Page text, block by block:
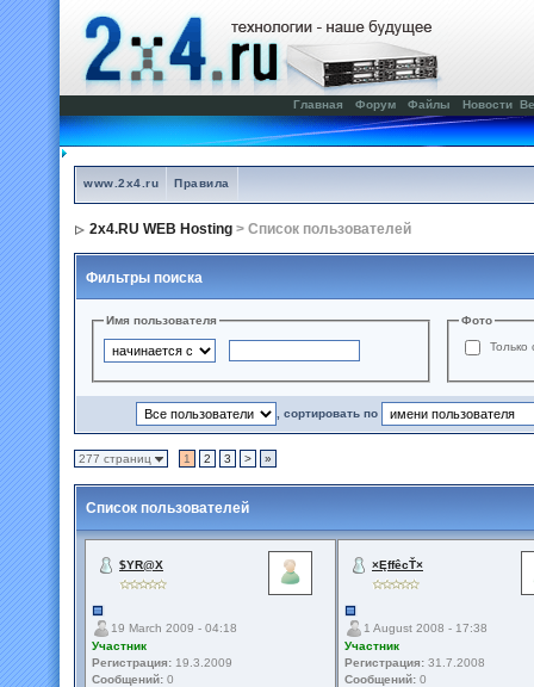
Главная Форум Файлы Новости
www.2x4.ru Правила
2x4.RU WEB Hosting > Список пользователей
Фильтры поиска
Имя пользователя
Фото
Только
, сортировать по
277 страниц 1 2 3 > »
Список пользователей
$YR@X
19 March 2009 - 04:18
Участник
Регистрация: 19.3.2009
Сообщений: 0
×ĘffêcŤ×
1 August 2008 - 17:38
Участник
Регистрация: 31.7.2008
Сообщений: 0